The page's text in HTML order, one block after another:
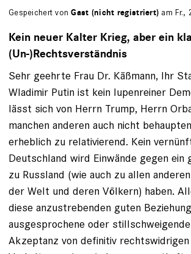
Gespeichert vonGast (nicht registriert) am Fr.,
Kein neuer Kalter Krieg, aber ein
(Un-)Rechtsverständnis
Sehr geehrte Frau Dr. Käßmann, Ihr
Wladimir Putin ist kein lupenreiner
lässt sich von Herrn Trump, Herrn
manchen anderen auch nicht
erheblich zu relativierend. Kein
Deutschland wird Einwände gegen ein
zu Russland (wie auch zu allen
der Welt und deren Völkern) haben.
diese anzustrebenden guten
ausgesprochene oder
Akzeptanz von definitiv rechtswidrigen